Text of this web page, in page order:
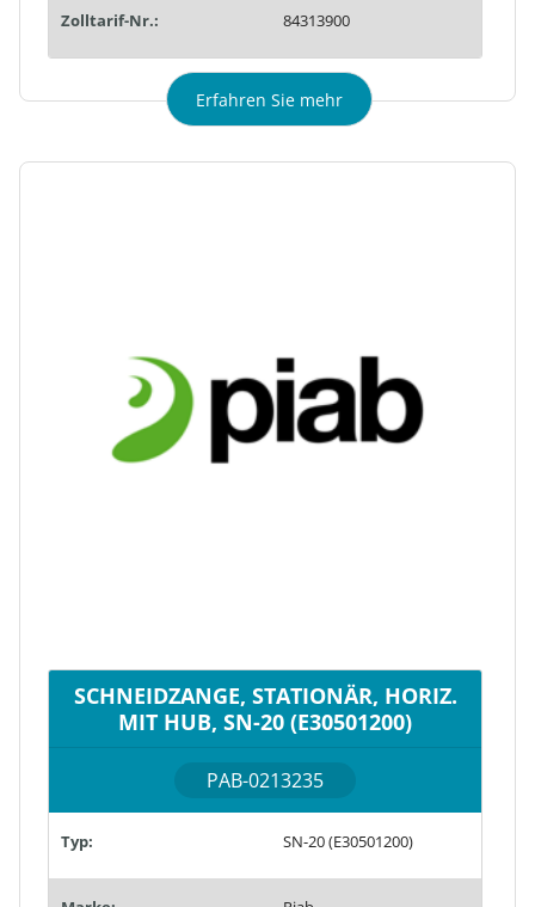
Zolltarif-Nr.: 84313900
Erfahren Sie mehr
SCHNEIDZANGE, STATIONÄR, HORIZ.
MIT HUB, SN-20 (E30501200)
PAB-0213235
Typ: SN-20 (E30501200)